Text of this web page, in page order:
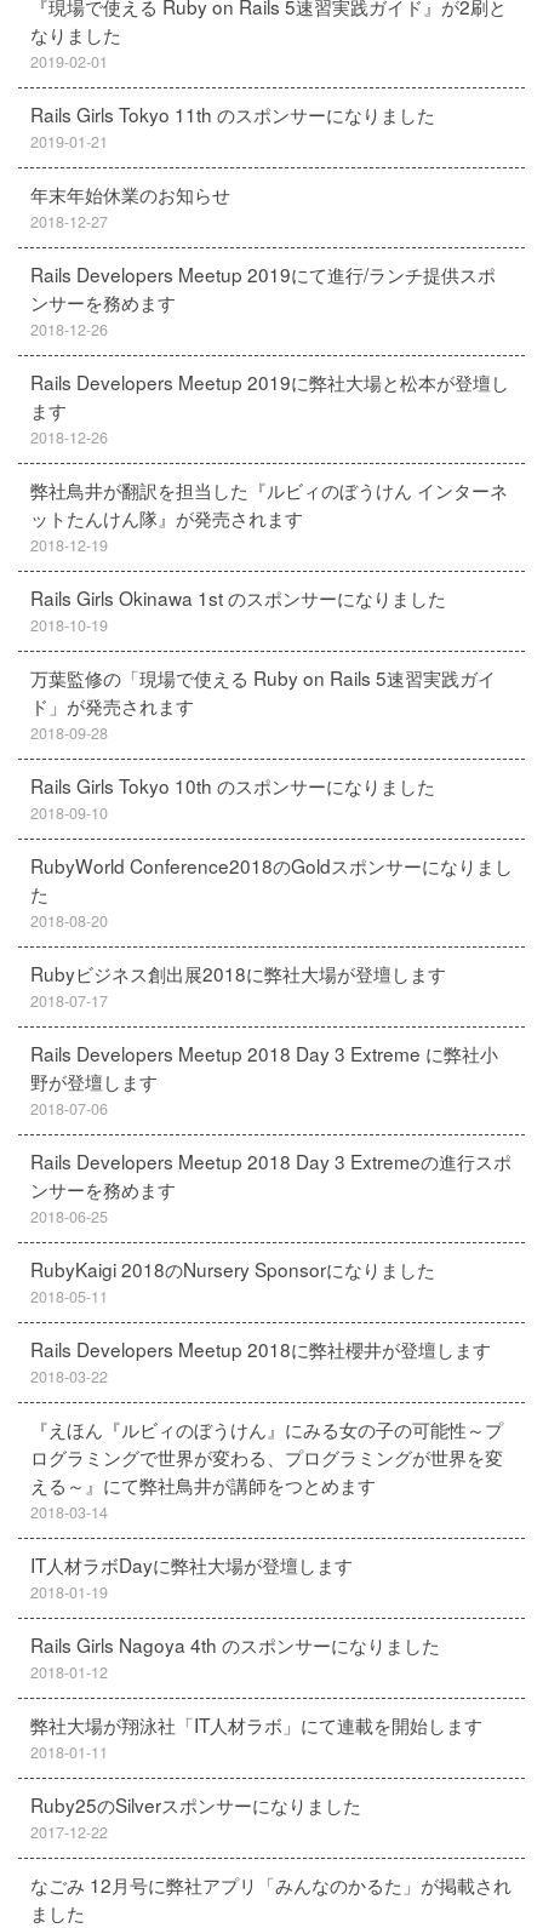
『現場で使える Ruby on Rails 5速習実践ガイド』が2刷と
なりました
2019-02-01
Rails Girls Tokyo 11th のスポンサーになりました
2019-01-21
年末年始休業のお知らせ
2018-12-27
Rails Developers Meetup 2019にて進行/ランチ提供スポ
ンサーを務めます
2018-12-26
Rails Developers Meetup 2019に弊社大場と松本が登壇し
ます
2018-12-26
弊社鳥井が翻訳を担当した『ルビィのぼうけん インターネ
ットたんけん隊』が発売されます
2018-12-19
Rails Girls Okinawa 1st のスポンサーになりました
2018-10-19
万葉監修の「現場で使える Ruby on Rails 5速習実践ガイ
ド」が発売されます
2018-09-28
Rails Girls Tokyo 10th のスポンサーになりました
2018-09-10
RubyWorld Conference2018のGoldスポンサーになりまし
た
2018-08-20
Rubyビジネス創出展2018に弊社大場が登壇します
2018-07-17
Rails Developers Meetup 2018 Day 3 Extreme に弊社小
野が登壇します
2018-07-06
Rails Developers Meetup 2018 Day 3 Extremeの進行スポ
ンサーを務めます
2018-06-25
RubyKaigi 2018のNursery Sponsorになりました
2018-05-11
Rails Developers Meetup 2018に弊社櫻井が登壇します
2018-03-22
『えほん『ルビィのぼうけん』にみる女の子の可能性～プ
ログラミングで世界が変わる、プログラミングが世界を変
える～』にて弊社鳥井が講師をつとめます
2018-03-14
IT人材ラボDayに弊社大場が登壇します
2018-01-19
Rails Girls Nagoya 4th のスポンサーになりました
2018-01-12
弊社大場が翔泳社「IT人材ラボ」にて連載を開始します
2018-01-11
Ruby25のSilverスポンサーになりました
2017-12-22
なごみ 12月号に弊社アプリ「みんなのかるた」が掲載され
ました